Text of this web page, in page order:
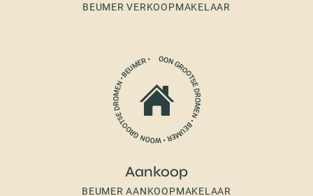
BEUMER VERKOOPMAKELAAR
Aankoop
BEUMER AANKOOPMAKELAAR